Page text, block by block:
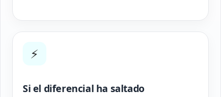
⚡
Si el diferencial ha saltado